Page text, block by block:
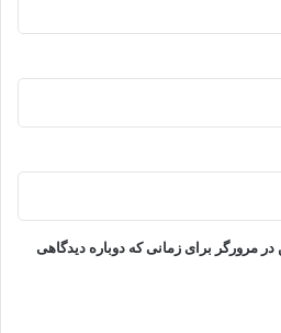
مرورگر برای زمانی که دوباره دیدگاهی